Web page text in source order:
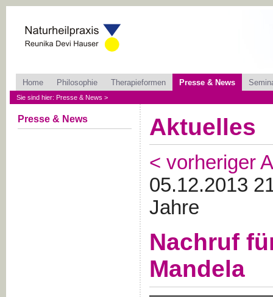
Home Philosophie Therapieformen Presse & News
Sie sind hier: Presse & News >
Presse & News Aktuelles
< vorheriger
05.12.2013
Jahre
Nachruf
Mandela